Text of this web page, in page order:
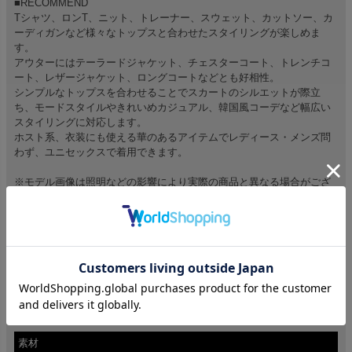
■RECOMMEND
Tシャツ、ロンT、ニット、トレーナー、スウェット、カットソー、カ
ーディガンなど様々なトップスと合わせたスタイリングが楽しめま
す。
アウターにはテーラードジャケット、チェスターコート、トレンチコ
ート、レザージャケット、ロングコートなどとも好相性。
シンプルなトップスを合わせることでスカートのシルエットが際立
ち、モードスタイルやきれいめカジュアル、韓国風コーデなど幅広い
スタイリングに対応します。
ホスト系、衣装にも使える華のあるアイテムでレディース・メンズ問
わず、ユニセックスで着用できます。
※モデル画像は照明などの影響により実際の商品と異なる場合がござ
44(M)：股上33股下69ウエスト37.5ヒップ53.5わたり(もも幅)35.5裾幅
46(L)：股上33.5股下71.5ウエスト39ヒップ54.5わたり(もも幅)36.5裾幅
30.5
※平置き計測、腰回りなどは約2倍程度。
素材